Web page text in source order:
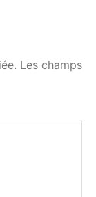
Les champs